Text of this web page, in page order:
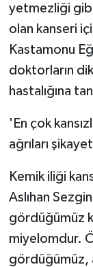
yetmezliği gibi
olan kanseri
Kastamonu
doktorların
hastalığına
'En çok
ağrıları
Kemik iliği
Aslıhan
gördüğümüz
miyelomdur.
gördüğümüz,